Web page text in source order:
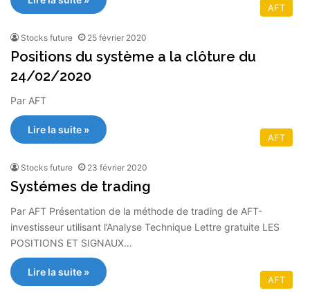
AFT
Stocks future 25 février 2020
Positions du système a la clôture du
24/02/2020
Par AFT
Lire la suite »
AFT
Stocks future 23 février 2020
Systémes de trading
Par AFT Présentation de la méthode de trading de AFT-
investisseur utilisant l’Analyse Technique Lettre gratuite LES
POSITIONS ET SIGNAUX…
Lire la suite »
AFT